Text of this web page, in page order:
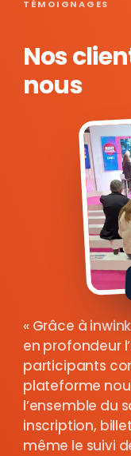
TÉMOIGNAGES
Nos
nous
Grâce à
en profondeur
participants
plateforme
l’ensemble du
inscription,
même le suivi